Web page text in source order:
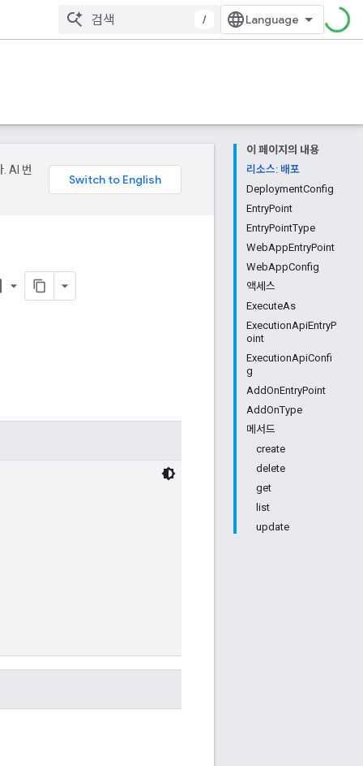
/
이 페이지의 내용
리소스: 배포
DeploymentConfig
EntryPoint
EntryPointType
WebAppEntryPoint
WebAppConfig
액세스
ExecuteAs
ExecutionApiEntryP
oint
ExecutionApiConfi
g
AddOnEntryPoint
AddOnType
메서드
create
delete
get
list
update
AI 번